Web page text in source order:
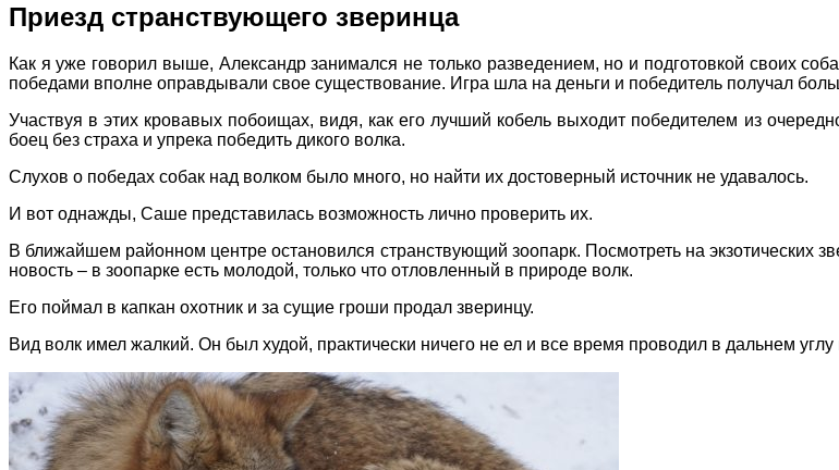
Приезд странствующего зверинца
Как я уже говорил выше, Александр занимался не только разведением, но и подготовкой своих
победами вполне оправдывали свое существование. Игра шла на деньги и победитель получал
Участвуя в этих кровавых побоищах, видя, как его лучший кобель выходит победителем из
боец без страха и упрека победить дикого волка.
Слухов о победах собак над волком было много, но найти их достоверный источник не удавалось.
И вот однажды, Саше представилась возможность лично проверить их.
В ближайшем районном центре остановился странствующий зоопарк. Посмотреть на экзотических
новость – в зоопарке есть молодой, только что отловленный в природе волк.
Его поймал в капкан охотник и за сущие гроши продал зверинцу.
Вид волк имел жалкий. Он был худой, практически ничего не ел и все время проводил в дальнем